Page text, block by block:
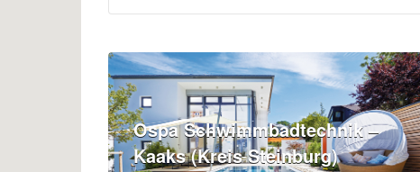
Ospa Schwimmbadtechnik –
Kaaks (Kreis Steinburg)